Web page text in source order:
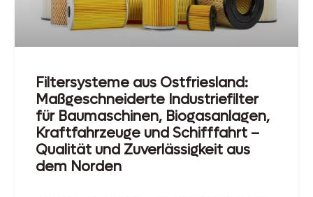
Filtersysteme aus Ostfriesland:
Maßgeschneiderte Industriefilter
für Baumaschinen, Biogasanlagen,
Kraftfahrzeuge und Schifffahrt –
Qualität und Zuverlässigkeit aus
dem Norden